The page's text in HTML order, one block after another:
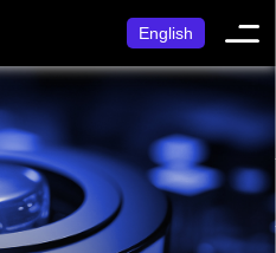
English